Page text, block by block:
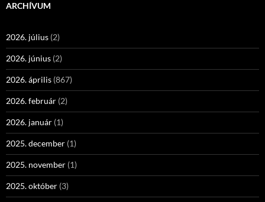
ARCHÍVUM
2026. július (2)
2026. június (2)
2026. április (867)
2026. február (2)
2026. január (1)
2025. december (1)
2025. november (1)
2025. október (3)